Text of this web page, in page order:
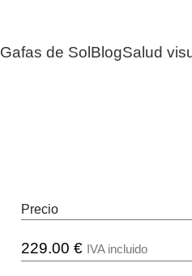
Gafas de Sol BlogSalud
Precio
229.00 € IVA incluido